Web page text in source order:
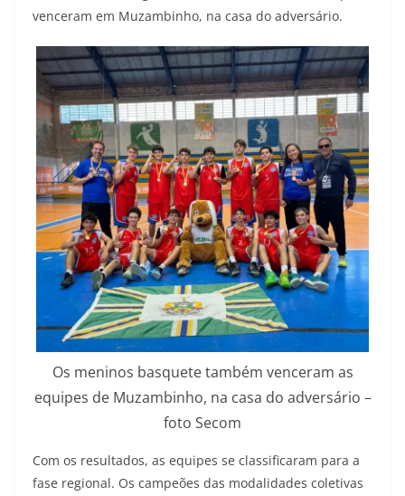
venceram em Muzambinho, na casa do adversário.
Os meninos basquete também venceram as
equipes de Muzambinho, na casa do adversário –
foto Secom
Com os resultados, as equipes se classificaram para a
fase regional. Os campeões das modalidades coletivas